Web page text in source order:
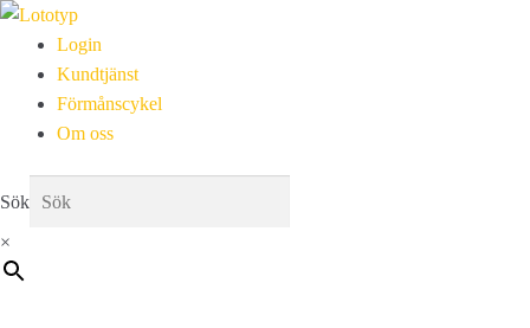
Login
Kundtjänst
Förmånscykel
Om oss
Sök
×